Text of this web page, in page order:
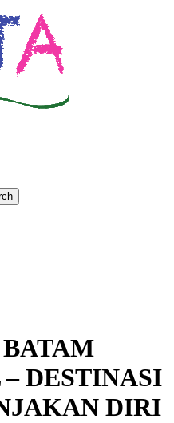
DESTINASI
DIRI